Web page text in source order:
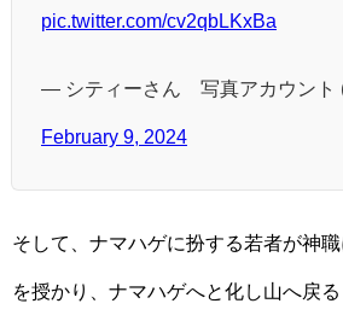
pic.twitter.com/cv2qbLKxBa
— シティーさん 写真アカウント
February 9, 2024
そして、ナマハゲに扮する若者が神
を授かり、ナマハゲへと化し山へ戻る